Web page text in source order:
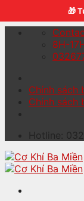
Skip to content
8H-
Chính sách
Chính sách
Hotline:
🎁